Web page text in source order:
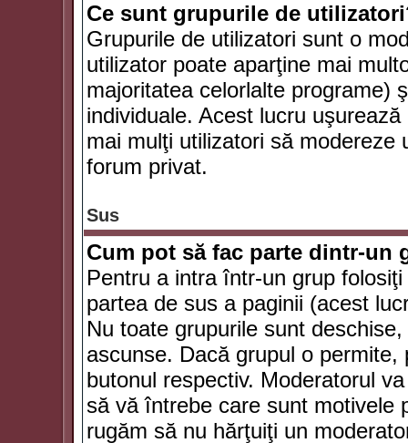
Ce sunt grupurile de
Grupurile de utilizatori sunt o
utilizator poate aparţine mai
majoritatea celorlalte programe)
individuale. Acest lucru
mai mulţi utilizatori să
forum privat.
Sus
Cum pot să fac parte dintr-un
Pentru a intra într-un grup
partea de sus a paginii (acest
Nu toate grupurile sunt
ascunse. Dacă grupul o
butonul respectiv. Moderatorul
să vă întrebe care sunt motivele
rugăm să nu hărţuiţi un